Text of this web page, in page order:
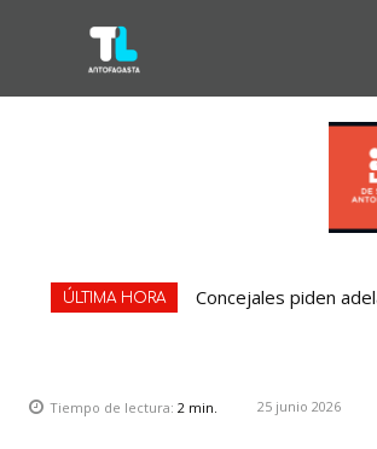
ÚLTIMA HORA Concejales piden
Tiempo de lectura: 2 min. 25 junio 2026